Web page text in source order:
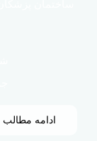
ادامه مطالب